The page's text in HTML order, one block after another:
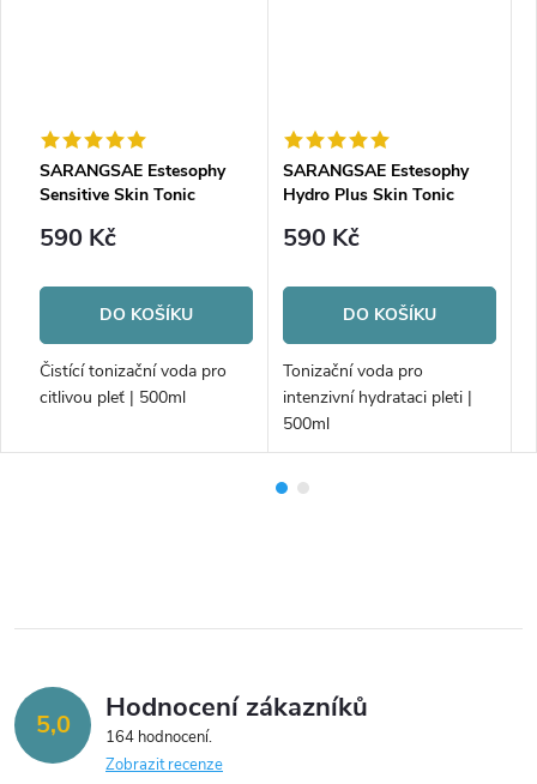
SARANGSAE Estesophy
Sensitive Skin Tonic
590 Kč
DO KOŠÍKU
Čistící tonizační voda pro
citlivou pleť | 500ml
SARANGSAE Estesophy
Hydro Plus Skin Tonic
590 Kč
DO KOŠÍKU
Tonizační voda pro
intenzivní hydrataci pleti |
500ml
5,0 Hodnocení zákazníků
164 hodnocení
Zobrazit recenze